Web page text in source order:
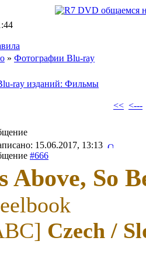
» Фотографии Blu-ray
ray изданий: Фильмы
<< <---
15.06.2017, 13:13
#666
Above, So
Czech /